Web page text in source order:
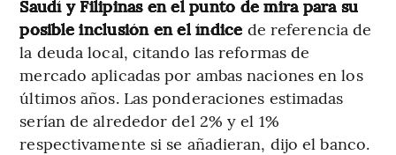
Saudí y Filipinas en el punto de mira para su
posible inclusión en el índice de referencia de
la deuda local, citando las reformas de
mercado aplicadas por ambas naciones en los
últimos años. Las ponderaciones estimadas
serían de alrededor del 2% y el 1%
respectivamente si se añadieran, dijo el banco.